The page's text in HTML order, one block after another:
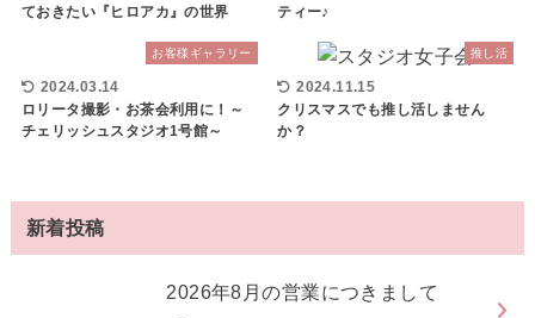
ておきたい『ヒロアカ』の世界
ティー♪
お客様ギャラリー
2024.03.14
ロリータ撮影・お茶会利用に！～
チェリッシュスタジオ1号館～
推し活
2024.11.15
クリスマスでも推し活しません
か？
新着投稿
2026年8月の営業につきまして